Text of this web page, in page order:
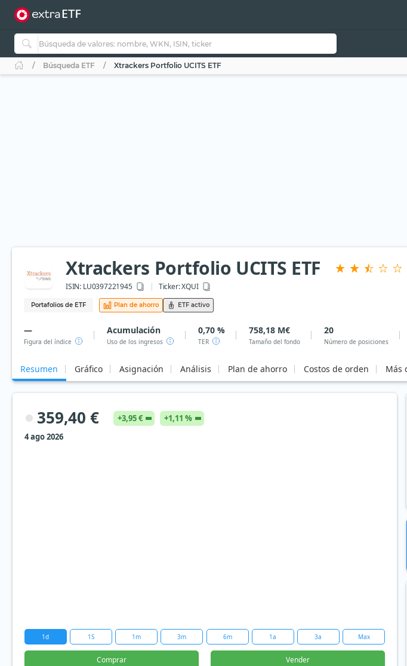
Búsqueda ETF Xtrackers Portfolio UCITS ETF
Xtrackers Portfolio UCITS ETF
ISIN: LU0397221945 Ticker:XQUI
Portafolios de ETF Plan de ahorro ETF activo
—
Figura del índice
Acumulación
Uso de los ingresos
0,70 %
TER
758,18 M€
Tamaño del fondo
20
Número de posiciones
Resumen Gráfico Asignación Análisis Plan de ahorro Costos de orden Más
359,40 € +3,95 €
+1,11 %
4 ago 2026
1d 1S 1m 3m 6m 1a 3a Max
Comprar Vender